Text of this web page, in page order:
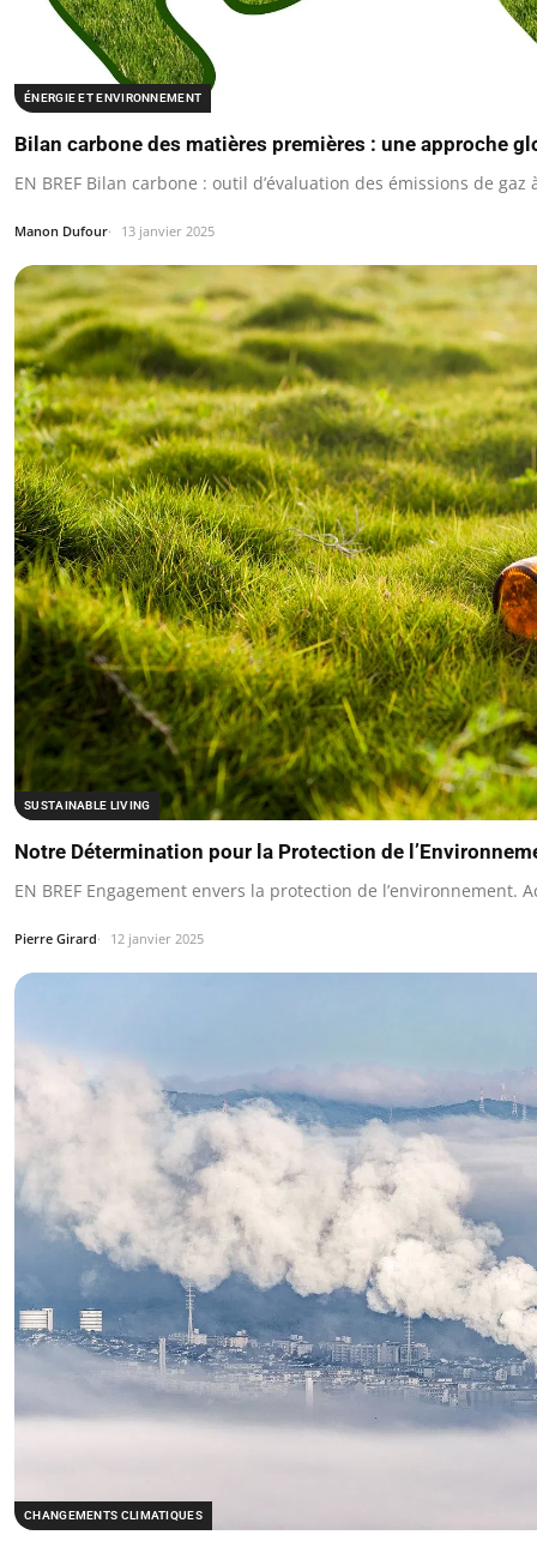
ÉNERGIE ET ENVIRONNEMENT
Bilan carbone des matières premières : une approche
EN BREF Bilan carbone : outil d’évaluation des émissions de gaz
Manon Dufour 13 janvier 2025
SUSTAINABLE LIVING
Notre Détermination pour la Protection de
EN BREF Engagement envers la protection de
Pierre Girard 12 janvier 2025
CHANGEMENTS CLIMATIQUES